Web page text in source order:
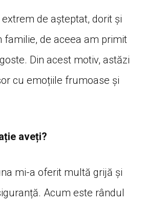
de așteptat, dorit și
familie, de aceea am primit
Din acest motiv, astăzi
cu emoțiile frumoase și
aveți?
mi-a oferit multă grijă și
Acum este rândul